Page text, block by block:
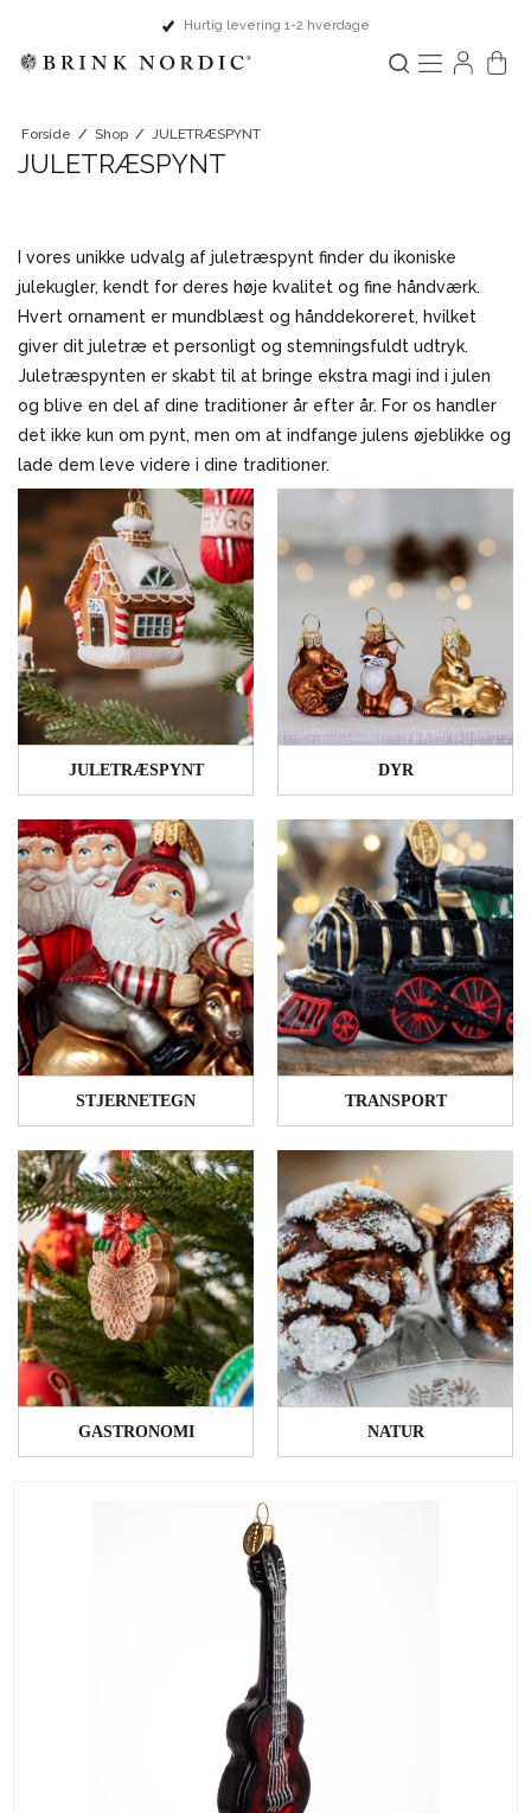
Hurtig levering 1-2 hverdage
Forside / Shop / JULETRÆSPYNT
JULETRÆSPYNT
I vores unikke udvalg af juletræspynt finder du ikoniske
julekugler, kendt for deres høje kvalitet og fine håndværk.
Hvert ornament er mundblæst og hånddekoreret, hvilket
giver dit juletræ et personligt og stemningsfuldt udtryk.
Juletræspynten er skabt til at bringe ekstra magi ind i julen
og blive en del af dine traditioner år efter år. For os handler
det ikke kun om pynt, men om at indfange julens øjeblikke og
lade dem leve videre i dine traditioner.
JULETRÆSPYNT DYR
STJERNETEGN TRANSPORT
GASTRONOMI NATUR